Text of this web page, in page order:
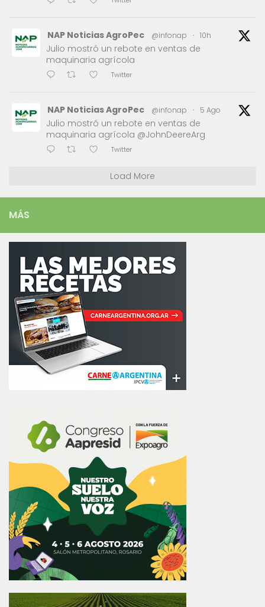
NAP Noticias AgroPec @infonap · 10h
Julio mostró un rebote en ventas de
maquinaria agrícola
Twitter
NAP Noticias AgroPec @infonap · 5 Ago
Julio mostró un rebote en ventas de
maquinaria agrícola @JohnDeereArg
Twitter
Load More
MÁS